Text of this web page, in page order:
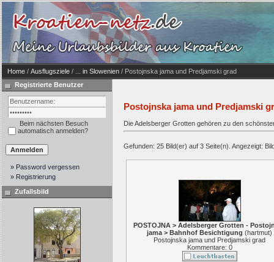
Home / Ausflugsziele / ... in Slowenien / Postojnska jama und Predjamski grad
Registrierte Benutzer
Beim nächsten Besuch
automatisch anmelden?
» Password vergessen
» Registrierung
Zufallsbild
Postojnska jama und Predjamski
Die Adelsberger Grotten gehören zu den
Gefunden: 25 Bild(er) auf 3 Seite(n). Angezeigt:
POSTOJNA > Adelsberger Grotten -
jama > Bahnhof Besichtigung (hartmut)
Postojnska jama und Predjamski grad
Kommentare: 0